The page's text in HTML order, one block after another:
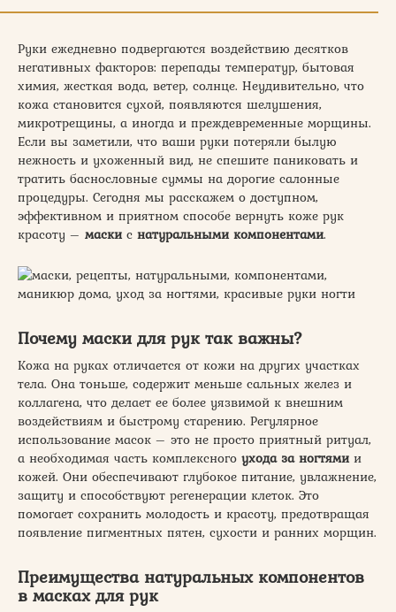
Руки ежедневно подвергаются воздействию десятков
негативных факторов: перепады температур, бытовая
химия, жесткая вода, ветер, солнце. Неудивительно, что
кожа становится сухой, появляются шелушения,
микротрещины, а иногда и преждевременные морщины.
Если вы заметили, что ваши руки потеряли былую
нежность и ухоженный вид, не спешите паниковать и
тратить баснословные суммы на дорогие салонные
процедуры. Сегодня мы расскажем о доступном,
эффективном и приятном способе вернуть коже рук
красоту – маскис натуральными компонентами.
Почему маски для рук так важны?
Кожа на руках отличается от кожи на других участках
тела. Она тоньше, содержит меньше сальных желез и
коллагена, что делает ее более уязвимой к внешним
воздействиям и быстрому старению. Регулярное
использование масок – это не просто приятный ритуал,
а необходимая часть комплексного ухода за ногтямии
кожей. Они обеспечивают глубокое питание, увлажнение,
защиту и способствуют регенерации клеток. Это
помогает сохранить молодость и красоту, предотвращая
появление пигментных пятен, сухости и ранних морщин.
Преимущества натуральных компонентов
в масках для рук